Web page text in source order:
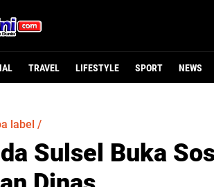
TRAVEL LIFESTYLE SPORT NEWS
label /
Sulsel Buka